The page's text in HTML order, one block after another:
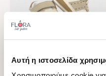
Αυτή η ιστοσελίδα
View